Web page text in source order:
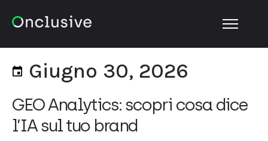
OPEN
Giugno 30, 2026
GEO Analytics: scopri cosa dice
l’IA sul tuo brand